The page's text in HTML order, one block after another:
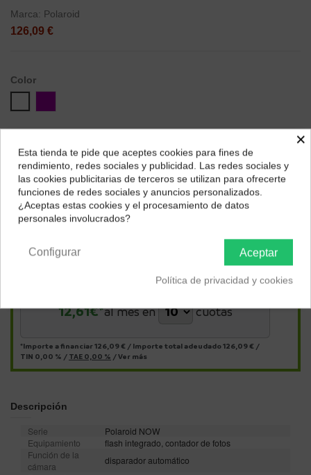
Marca: Polaroid
126,09 €
Color
12,61€*al mes en cuotas
*Importe a financiar 126,09 € / Importe total adeudado126,09 € /
TIN 0,00 % / TAE 0,00 % /Ver más
Descripción
Serie
Polaroid NOW
Equipamiento
flash integrado, contador de fotos
Función de la
cámara
disparador automático
¿Dónde deseas recibir tu pedido?
Selecciona tu ubicación para mostrarte los precios e
impuestos correctos para tu región.
×
Esta tienda te pide que aceptes cookies para fines de
rendimiento, redes sociales y publicidad. Las redes sociales y
las cookies publicitarias de terceros se utilizan para ofrecerte
funciones de redes sociales y anuncios personalizados.
¿Aceptas estas cookies y el procesamiento de datos
personales involucrados?
Aceptar
Configurar
Política de privacidad y cookies